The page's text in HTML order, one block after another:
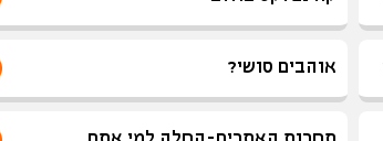
אוהבים סושי?